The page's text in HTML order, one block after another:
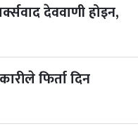
देववाणी होइन,
फिर्ता दिन